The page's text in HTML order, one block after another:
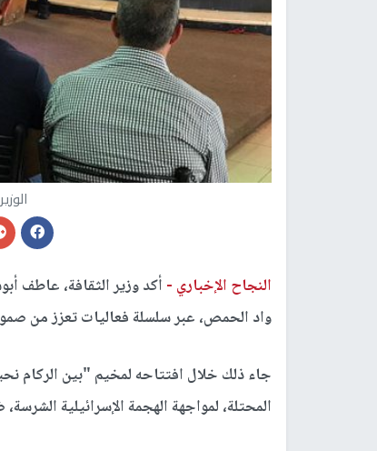
النجاح الإخباري -أكد وزير الثقافة، عاطف
واد الحمص، عبر سلسلة فعاليات تعزز من
جاء ذلك خلال افتتاحه لمخيم "بين الركام
المحتلة، لمواجهة الهجمة الإسرائيلية